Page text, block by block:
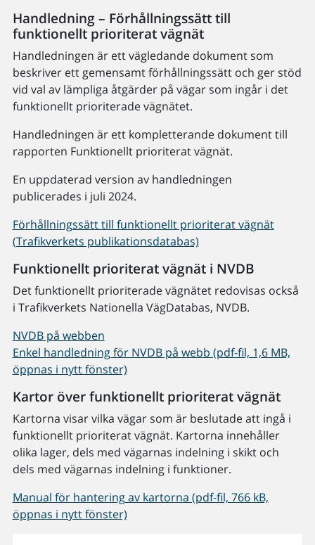
Handledning – Förhållningssätt till
funktionellt prioriterat vägnät
Handledningen är ett vägledande dokument som
beskriver ett gemensamt förhållningssätt och ger stöd
vid val av lämpliga åtgärder på vägar som ingår i det
funktionellt prioriterade vägnätet.
Handledningen är ett kompletterande dokument till
rapporten Funktionellt prioriterat vägnät.
En uppdaterad version av handledningen
publicerades i juli 2024.
Förhållningssätt till funktionellt prioriterat vägnät
(Trafikverkets publikationsdatabas)
Funktionellt prioriterat vägnät i NVDB
Det funktionellt prioriterade vägnätet redovisas också
i Trafikverkets Nationella VägDatabas, NVDB.
NVDB på webben
Enkel handledning för NVDB på webb (pdf-fil, 1,6 MB,
öppnas i nytt fönster)
Kartor över funktionellt prioriterat vägnät
Kartorna visar vilka vägar som är beslutade att ingå i
funktionellt prioriterat vägnät. Kartorna innehåller
olika lager, dels med vägarnas indelning i skikt och
dels med vägarnas indelning i funktioner.
Manual för hantering av kartorna (pdf-fil, 766 kB,
öppnas i nytt fönster)